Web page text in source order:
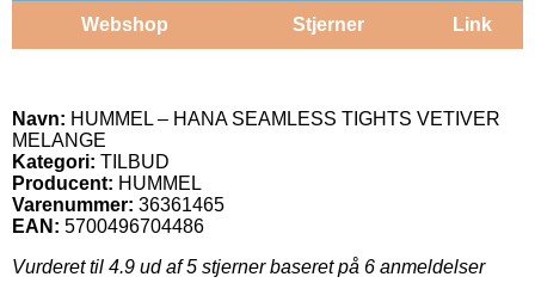
Webshop Stjerner Link
Navn: HUMMEL – HANA SEAMLESS TIGHTS VETIVER
MELANGE
Kategori: TILBUD
Producent: HUMMEL
Varenummer: 36361465
EAN: 5700496704486
Vurderet til 4.9 ud af 5 stjerner baseret på 6 anmeldelser